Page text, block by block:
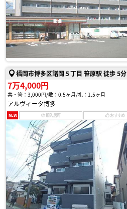
福岡市博多区諸岡５丁目 笹原駅 徒歩 5分
7万4,000円
共・管：3,000円 敷：0.5ヶ月 礼：1.5ヶ月
アルヴィータ博多
NEW 即入居可 おすすめ